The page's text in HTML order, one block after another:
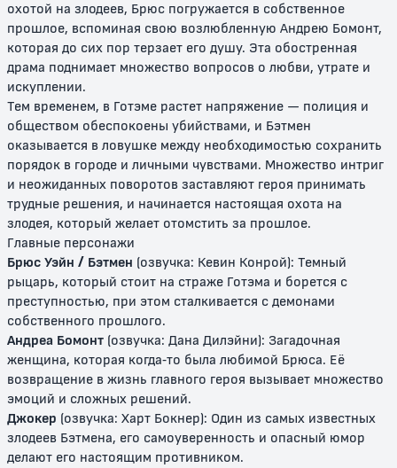
Бэтмен будущего
12+
Бэтмен: Тайна Бэтвумен
0+
Бэтмен (2004)
охотой на злодеев, Брюс погружается в собственное
прошлое, вспоминая свою возлюбленную Андрею Бомонт,
которая до сих пор терзает его душу. Эта обостренная
драма поднимает множество вопросов о любви, утрате и
искуплении.
Тем временем, в Готэме растет напряжение — полиция и
обществом обеспокоены убийствами, и Бэтмен
оказывается в ловушке между необходимостью сохранить
порядок в городе и личными чувствами. Множество интриг
и неожиданных поворотов заставляют героя принимать
трудные решения, и начинается настоящая охота на
злодея, который желает отомстить за прошлое.
Главные персонажи
Брюс Уэйн / Бэтмен (озвучка: Кевин Конрой): Темный
рыцарь, который стоит на страже Готэма и борется с
преступностью, при этом сталкивается с демонами
собственного прошлого.
Андреа Бомонт (озвучка: Дана Дилэйни): Загадочная
женщина, которая когда-то была любимой Брюса. Её
возвращение в жизнь главного героя вызывает множество
эмоций и сложных решений.
Джокер (озвучка: Харт Бокнер): Один из самых известных
злодеев Бэтмена, его самоуверенность и опасный юмор
делают его настоящим противником.